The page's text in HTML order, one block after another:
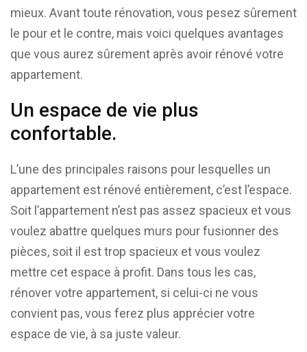
mieux. Avant toute rénovation, vous pesez sûrement
le pour et le contre, mais voici quelques avantages
que vous aurez sûrement après avoir rénové votre
appartement.
Un espace de vie plus
confortable.
L’une des principales raisons pour lesquelles un
appartement est rénové entièrement, c’est l’espace.
Soit l’appartement n’est pas assez spacieux et vous
voulez abattre quelques murs pour fusionner des
pièces, soit il est trop spacieux et vous voulez
mettre cet espace à profit. Dans tous les cas,
rénover votre appartement, si celui-ci ne vous
convient pas, vous ferez plus apprécier votre
espace de vie, à sa juste valeur.